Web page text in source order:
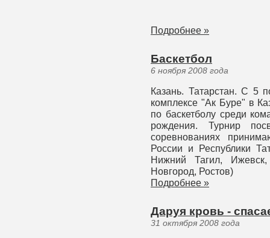
Подробнее »
Баскетбол
6 ноября 2008 года
Казань. Татарстан. С 5
комплексе "Ак Буре" в
по баскетболу среди
рождения. Турнир
соревнованиях
России и Республики
Нижний Тагил, Ижевск,
Новгород, Ростов)
Подробнее »
Даруя кровь -
31 октября 2008 года